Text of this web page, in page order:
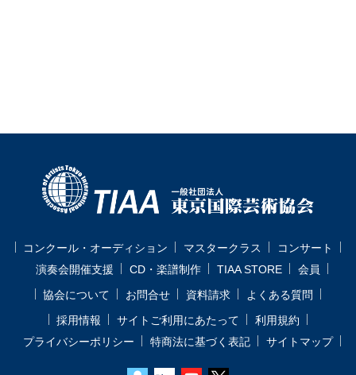
コンクール・オーディション マスタークラス
コンサート
演奏会開催支援
CD・楽譜制作 TIAA STORE
会員
協会について
お問合せ 資料請求
よくある質問
採用情報
サイトご利用にあたって
利用規約
プライバシーポリシー
特商法に基づく表記 サイトマップ